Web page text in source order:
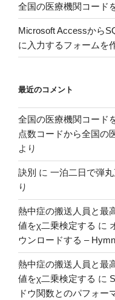
全国の医療機関コード
Microsoft Accessから
に入力するフォームを
最近のコメント
全国の医療機関コード
点数コードから全国の
より
訣別 に 一泊二日で弾
り
熱中症の搬送人員と最
値をχ二乗検定する に
ウンロードする – Hymn
熱中症の搬送人員と最
値をχ二乗検定する に
ドウ関数とのパフォー